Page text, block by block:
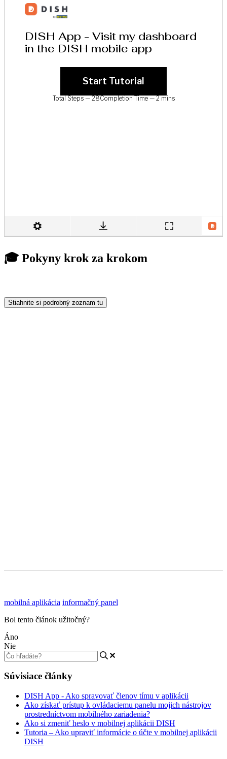
🎓 Pokyny krok za krokom
Stiahnite si podrobný zoznam tu
mobilná aplikácia informačný panel
Bol tento článok užitočný?
Áno
Nie
Súvisiace články
DISH App - Ako spravovať členov tímu v aplikácii
Ako získať prístup k ovládaciemu panelu mojich nástrojov
prostredníctvom mobilného zariadenia?
Ako si zmeniť heslo v mobilnej aplikácii DISH
Tutoria – Ako upraviť informácie o účte v mobilnej aplikácii
DISH